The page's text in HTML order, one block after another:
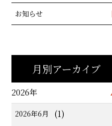
お知らせ
月別アーカイブ
2026年
2026年6月 (1)